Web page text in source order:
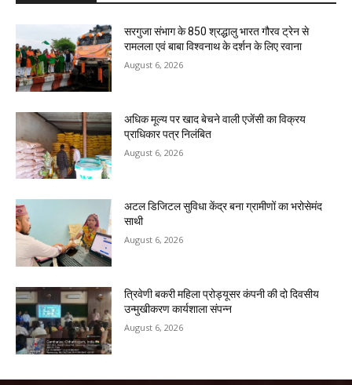
सरगुजा संभाग के 850 श्रद्धालु भारत गौरव ट्रेन से
रामलला एवं बाबा विश्वनाथ के दर्शन के लिए रवाना
August 6, 2026
अधिक मूल्य पर खाद बेचने वाली एजेंसी का विक्रय
प्राधिकार पत्र निलंबित
August 6, 2026
अटल डिजिटल सुविधा केंद्र बना ग्रामीणों का भरोसेमंद
साथी
August 6, 2026
त्रिवेणी बकरी महिला प्रोड्यूसर कंपनी की दो दिवसीय
उन्मुखीकरण कार्यशाला संपन्न
August 6, 2026